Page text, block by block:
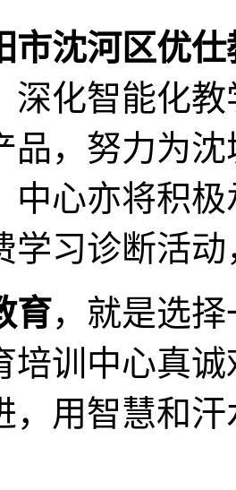
市沈河区优
深化智能化
品，努力为
中心亦将积
学习诊断活
育，就是选
培训中心真
，用智慧和